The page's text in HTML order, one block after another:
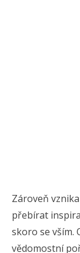
Zároveň
přebírat
skoro se vším.
vědomostní